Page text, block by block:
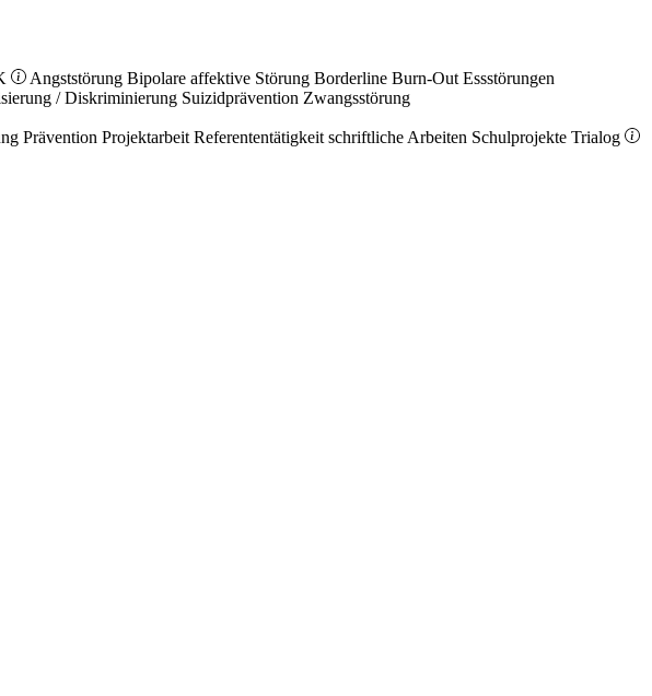
Angststörung Bipolare affektive Störung Borderline Burn-Out Essstörungen
/ Diskriminierung Suizidprävention Zwangsstörung
Prävention Projektarbeit Referententätigkeit schriftliche Arbeiten Schulprojekte Trialog